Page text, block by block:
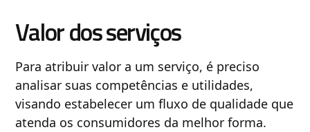
Valor dos serviços
Para atribuir valor a um serviço, é preciso
analisar suas competências e utilidades,
visando estabelecer um fluxo de qualidade que
atenda os consumidores da melhor forma.